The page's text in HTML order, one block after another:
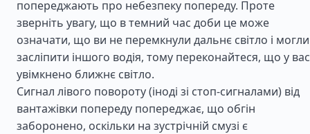
попереджають про небезпеку попереду. Проте
зверніть увагу, що в темний час доби це може
означати, що ви не перемкнули дальнє світло і могли
засліпити іншого водія, тому переконайтеся, що у вас
увімкнено ближнє світло.
Сигнал лівого повороту (іноді зі стоп-сигналами) від
вантажівки попереду попереджає, що обгін
заборонено, оскільки на зустрічній смузі є